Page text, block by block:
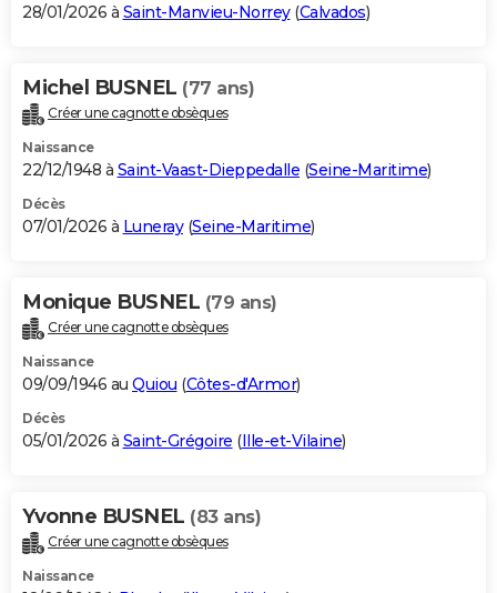
28/01/2026 à Saint-Manvieu-Norrey(Calvados)
Michel BUSNEL (77 ans)
Créer une cagnotte obsèques
Naissance
22/12/1948 à Saint-Vaast-Dieppedalle (Seine-Maritime)
Décès
07/01/2026 à Luneray(Seine-Maritime)
Monique BUSNEL (79 ans)
Créer une cagnotte obsèques
Naissance
09/09/1946 au Quiou (Côtes-d'Armor)
Décès
05/01/2026 à Saint-Grégoire (Ille-et-Vilaine)
Yvonne BUSNEL (83 ans)
Créer une cagnotte obsèques
Naissance